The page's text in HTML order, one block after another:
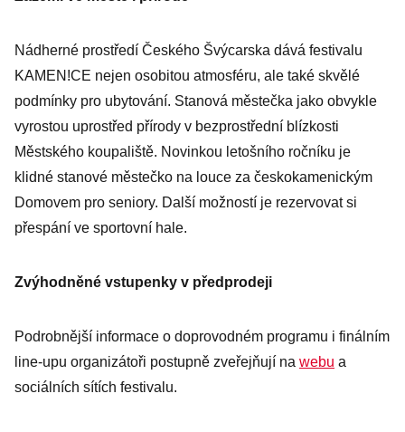
Nádherné prostředí Českého Švýcarska dává festivalu
KAMEN!CE nejen osobitou atmosféru, ale také skvělé
podmínky pro ubytování. Stanová městečka jako obvykle
vyrostou uprostřed přírody v bezprostřední blízkosti
Městského koupaliště. Novinkou letošního ročníku je
klidné stanové městečko na louce za českokamenickým
Domovem pro seniory. Další možností je rezervovat si
přespání ve sportovní hale.
Zvýhodněné vstupenky v předprodeji
Podrobnější informace o doprovodném programu i finálním
line-upu organizátoři postupně zveřejňují na webu a
sociálních sítích festivalu.